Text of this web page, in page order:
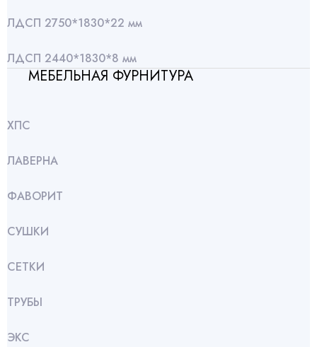
ЛДСП 2750*1830*22 мм
ЛДСП 2440*1830*8 мм
МЕБЕЛЬНАЯ ФУРНИТУРА
ХПС
ЛАВЕРНА
ФАВОРИТ
СУШКИ
СЕТКИ
ТРУБЫ
ЭКС